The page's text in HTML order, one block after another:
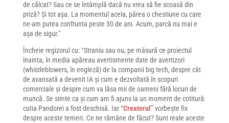
de călcat? Sau ce se întâmplă dacă nu vrea să fie scoasă din
priză? Și tot așa. La momentul acela, părea o chestiune cu care
ne-am putea confrunta peste 30 de ani. Acum, parcă nu mai e
așa de sigur.”
Încheie regizorul cu: “Straniu sau nu, pe măsură ce proiectul
înainta, în media apăreau avertismente date de avertizori
(whistleblowers, în engleză) de la companii big tech, despre cât
de avansată a devenit IA și cum e dezvoltată în scopuri
comerciale și despre cum va lăsa mii de oameni fără locuri de
muncă. Se simte ca și cum am fi ajuns la un moment de cotitură:
cutia Pandorei a fost deschisă. Iar “Creatorul ” vorbește fix
despre aceste temeri. Ce ne rămâne de făcut? Sunt reale aceste